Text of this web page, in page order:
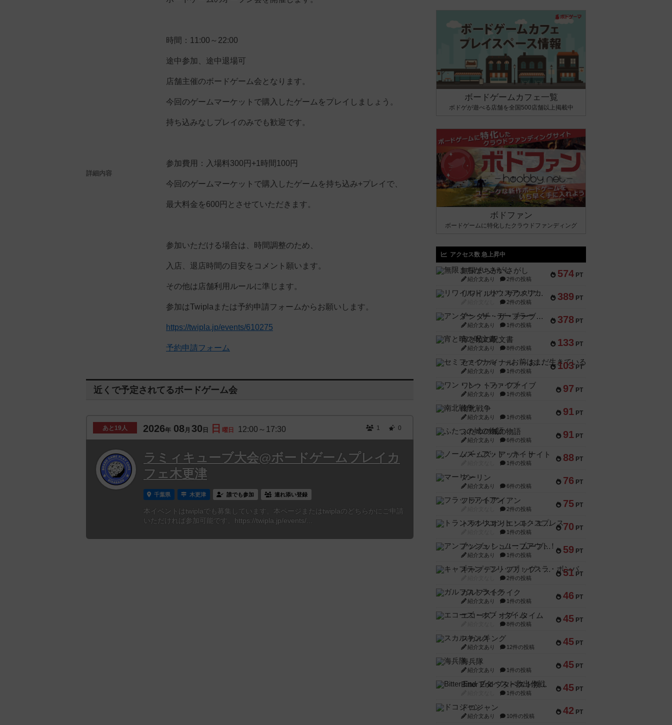
詳細内容
時間：11:00～22:00
途中参加、途中退場可
店舗主催のボードゲーム会となります。
今回のゲームマーケットで購入したゲームをプレイしましょう。
持ち込みなしプレイのみでも歓迎です。
参加費用：入場料300円+1時間100円
今回のゲームマーケットで購入したゲームを持ち込み+プレイで、
最大料金を600円とさせていただきます。
参加いただける場合は、時間調整のため、
入店、退店時間の目安をコメント願います。
その他は店舗利用ルールに準じます。
参加はTwiplaまたは予約申請フォームからお願いします。
https://twipla.jp/events/610275
予約申請フォーム
近くで予定されてるボードゲーム会
あと 19人 2026年 08 月 30 日 日 曜日 12:00～17:30 1 0
ラミィキューブ大会@ボードゲームプレイカ
フェ木更津
千葉県 木更津 誰でも参加 連れ添い登録
本イベントはtwiplaでも募集しています。本ページまたはtwiplaのどちらかにご申請
いただければ参加可能です。https://twipla.jp/events/...
ボードゲームカフェ一覧
ボドゲが遊べる店舗を全国500店舗以上掲載中
ボドファン
ボードゲームに特化したクラウドファンディング
アクセス数 急上昇中
574 PT
無限まちがいさがし
紹介文あり 2件の投稿
389 PT
リワイルド：サウスアメリカ
2件の投稿
378 PT
アンダー・ザ・テーブラー
紹介文あり 1件の投稿
133 PT
宵と暁の呪文書
紹介文あり 8件の投稿
103 PT
セミファイナル ～お前はまだ生きている～
紹介文あり 1件の投稿
97 PT
ワン・トゥ・ファイブ
紹介文あり 1件の投稿
91 PT
南北戦争
紹介文あり 1件の投稿
91 PT
ふたつの城の物語
紹介文あり 6件の投稿
88 PT
ノームズ・アット・ナイト
1件の投稿
76 PT
マーリン
紹介文あり 6件の投稿
75 PT
フラットアイアン
2件の投稿
70 PT
トランスオリエント・エクスプレス
1件の投稿
59 PT
アンブッシュ！：ムーブアウト！
紹介文あり 1件の投稿
51 PT
キャプテン・フリップ：イスラ・ボンバ
2件の投稿
46 PT
ガルフストライク
紹介文あり 1件の投稿
45 PT
エコーズ・オブ・タイム
8件の投稿
45 PT
スカルキング
紹介文あり 12件の投稿
45 PT
海兵隊
紹介文あり 1件の投稿
45 PT
Bitter End ブタペスト救出作戦
1件の投稿
42 PT
ドコジャン
紹介文あり 10件の投稿